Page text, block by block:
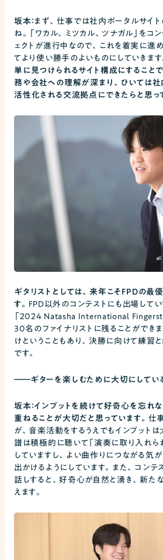
坂本：まず、仕事では社内ポータルサイ
ね。「ワカル、ミツカル、ツナガル」をコ
ェクトが進行中なので、これを着実に進
てより使い勝手のよいものにしていきます
単に見つけられるサイト構成にすること
務や会社への理解が深まり、ひいては社
活性化される交流拠点にできたらと思っ
ギタリストとしては、来年こそFPDの最
す。 FPD以外のコンテストにも出場して
「2024 Natasha International
30名のファイナリストに残ることができ
けということもあり、決勝に向けて練習
です。
――ギターを楽しむために大切にしてい
坂本：インプットを続けて好奇心を忘れ
重ねることが大切だと思っています。 仕
が、音楽活動をするうえでもインプット
譜は積極的に聴いて「演奏に取り入れら
していますし、よい曲作りにつながる気
出かけるようにしています。また、コンテ
話しすると、好奇心が自然と湧き、新た
えます。